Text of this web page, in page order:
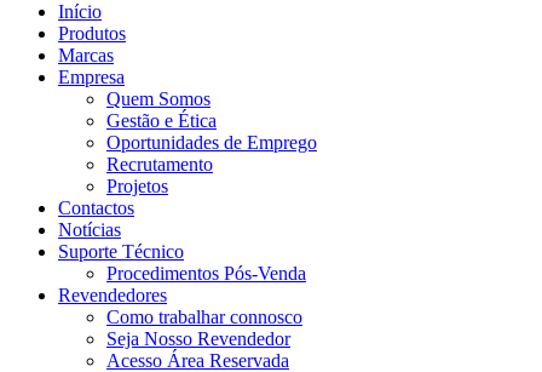
Início
Produtos
Marcas
Empresa
Quem Somos
Gestão e Ética
Oportunidades de Emprego
Recrutamento
Projetos
Contactos
Notícias
Suporte Técnico
Procedimentos Pós-Venda
Revendedores
Como trabalhar connosco
Seja Nosso Revendedor
Acesso Área Reservada